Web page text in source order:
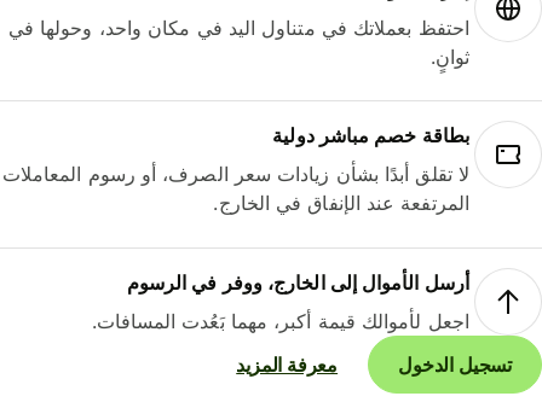
احتفظ بعملاتك في متناول اليد في مكان واحد، وحولها في
ثوانٍ.
بطاقة خصم مباشر دولية
لا تقلق أبدًا بشأن زيادات سعر الصرف، أو رسوم المعاملات
المرتفعة عند الإنفاق في الخارج.
أرسل الأموال إلى الخارج، ووفر في الرسوم
اجعل لأموالك قيمة أكبر، مهما بَعُدت المسافات.
تسجيل الدخول
معرفة المزيد